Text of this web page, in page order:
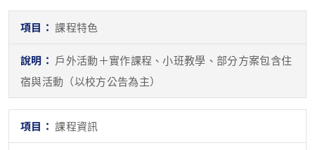
課程特色
戶外活動＋實作課程、小班教學、部分方案包含住
宿與活動（以校方公告為主）
課程資訊